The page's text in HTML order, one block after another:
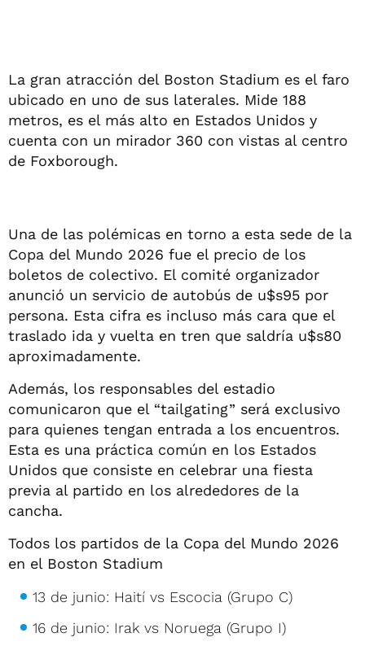
La gran atracción del Boston Stadium es el faro
ubicado en uno de sus laterales. Mide 188
metros, es el más alto en Estados Unidos y
cuenta con un mirador 360 con vistas al centro
de Foxborough.
Una de las polémicas en torno a esta sede de la
Copa del Mundo 2026 fue el precio de los
boletos de colectivo. El comité organizador
anunció un servicio de autobús de u$s95 por
persona. Esta cifra es incluso más cara que el
traslado ida y vuelta en tren que saldría u$s80
aproximadamente.
Además, los responsables del estadio
comunicaron que el “tailgating” será exclusivo
para quienes tengan entrada a los encuentros.
Esta es una práctica común en los Estados
Unidos que consiste en celebrar una fiesta
previa al partido en los alrededores de la
cancha.
Todos los partidos de la Copa del Mundo 2026
en el Boston Stadium
13 de junio: Haití vs Escocia (Grupo C)
16 de junio: Irak vs Noruega (Grupo I)